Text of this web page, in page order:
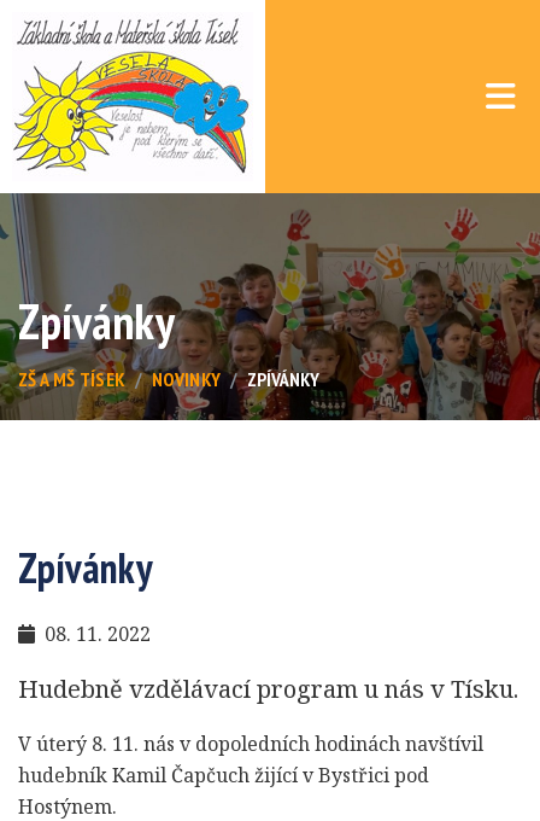
Zpívánky
ZŠ A MŠ TÍSEK NOVINKY ZPÍVÁNKY
Zpívánky
08. 11. 2022
Hudebně vzdělávací program u nás v Tísku.
V úterý 8. 11. nás v dopoledních hodinách navštívil
hudebník Kamil Čapčuch žijící v Bystřici pod
Hostýnem.